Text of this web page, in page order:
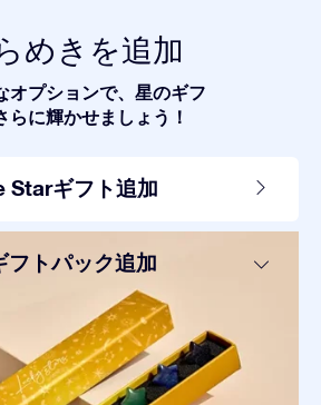
めきを追加
オプションで、星のギフ
らに輝かせましょう！
Starギフト追加
フトパック追加